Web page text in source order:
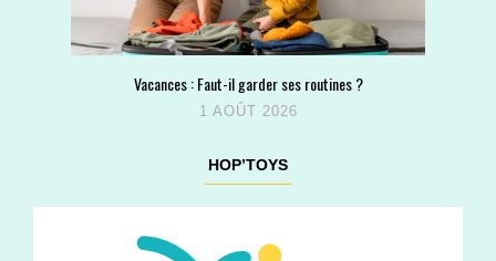
Vacances : Faut-il garder ses routines ?
1 AOÛT 2026
HOP’TOYS